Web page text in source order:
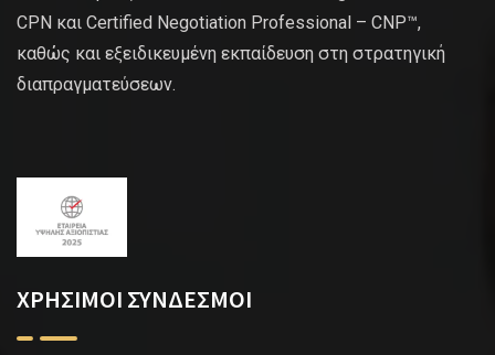
CPN και Certified Negotiation Professional – CNP™,
καθώς και εξειδικευμένη εκπαίδευση στη στρατηγική
διαπραγματεύσεων.
ΧΡΗΣΙΜΟΙ ΣΥΝΔΕΣΜΟΙ